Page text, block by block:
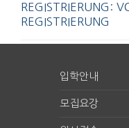
EGISTRIERUNG:
EGISTRIERUNG
입학안내
모집요강